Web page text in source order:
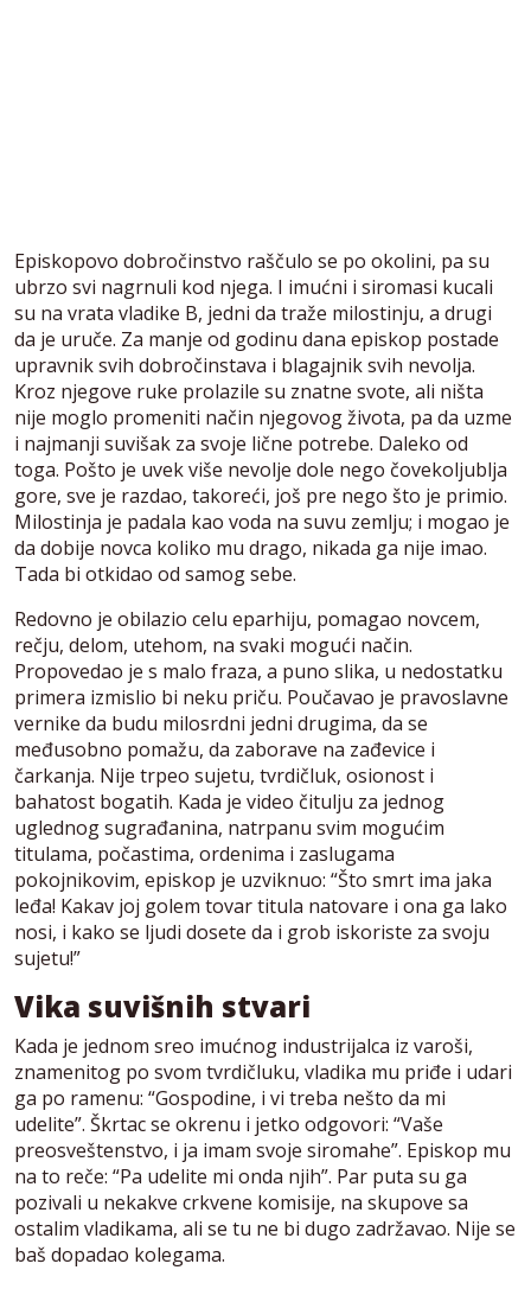
Episkopovo dobročinstvo raščulo se po okolini, pa su
ubrzo svi nagrnuli kod njega. I imućni i siromasi kucali
su na vrata vladike B, jedni da traže milostinju, a drugi
da je uruče. Za manje od godinu dana episkop postade
upravnik svih dobročinstava i blagajnik svih nevolja.
Kroz njegove ruke prolazile su znatne svote, ali ništa
nije moglo promeniti način njegovog života, pa da uzme
i najmanji suvišak za svoje lične potrebe. Daleko od
toga. Pošto je uvek više nevolje dole nego čovekoljublja
gore, sve je razdao, takoreći, još pre nego što je primio.
Milostinja je padala kao voda na suvu zemlju; i mogao je
da dobije novca koliko mu drago, nikada ga nije imao.
Tada bi otkidao od samog sebe.
Redovno je obilazio celu eparhiju, pomagao novcem,
rečju, delom, utehom, na svaki mogući način.
Propovedao je s malo fraza, a puno slika, u nedostatku
primera izmislio bi neku priču. Poučavao je pravoslavne
vernike da budu milosrdni jedni drugima, da se
međusobno pomažu, da zaborave na zađevice i
čarkanja. Nije trpeo sujetu, tvrdičluk, osionost i
bahatost bogatih. Kada je video čitulju za jednog
uglednog sugrađanina, natrpanu svim mogućim
titulama, počastima, ordenima i zaslugama
pokojnikovim, episkop je uzviknuo: “Što smrt ima jaka
leđa! Kakav joj golem tovar titula natovare i ona ga lako
nosi, i kako se ljudi dosete da i grob iskoriste za svoju
sujetu!”
Vika suvišnih stvari
Kada je jednom sreo imućnog industrijalca iz varoši,
znamenitog po svom tvrdičluku, vladika mu priđe i udari
ga po ramenu: “Gospodine, i vi treba nešto da mi
udelite”. Škrtac se okrenu i jetko odgovori: “Vaše
preosveštenstvo, i ja imam svoje siromahe”. Episkop mu
na to reče: “Pa udelite mi onda njih”. Par puta su ga
pozivali u nekakve crkvene komisije, na skupove sa
ostalim vladikama, ali se tu ne bi dugo zadržavao. Nije se
baš dopadao kolegama.